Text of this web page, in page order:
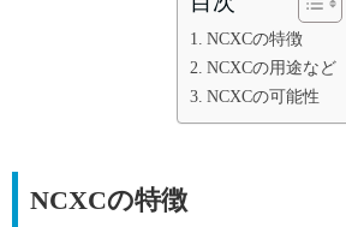
NCXCの特徴
NCXCの用途など
NCXCの可能性
NCXCの特徴